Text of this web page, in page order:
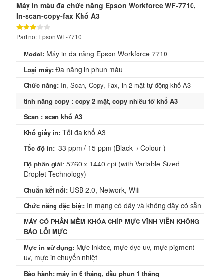
Máy in màu đa chức năng Epson Workforce WF-7710,
In-scan-copy-fax Khổ A3
Part no: Epson WF-7710
Model: Máy in đa năng Epson Workforce 7710
Loại máy: Đa năng in phun màu
Chức năng: In, Scan, Copy, Fax, in 2 mặt tự động khổ A3
tính năng copy : copy 2 mặt, copy nhiều tờ khổ A3
Scan : scan khổ A3
Khổ giấy in: Tối đa khổ A3
Tốc độ in: 33 ppm / 15 ppm (Black / Colour )
Độ phân giải: 5760 x 1440 dpi (with Variable-Sized
Droplet Technology)
Chuẩn kết nối: USB 2.0, Network, Wifi
Chức năng đặc biệt: In mạng có dây và không dây có sẵn
MÁY CÓ PHẦN MỀM KHÓA CHÍP MỰC VĨNH VIỄN KHÔNG
BÁO LỖI MỰC
Mực in sử dụng: Mực inktec, mực dye uv, mực pigment
uv, mực in chuyển nhiệt
Bảo hành: máy in 6 tháng, đầu phun 1 tháng